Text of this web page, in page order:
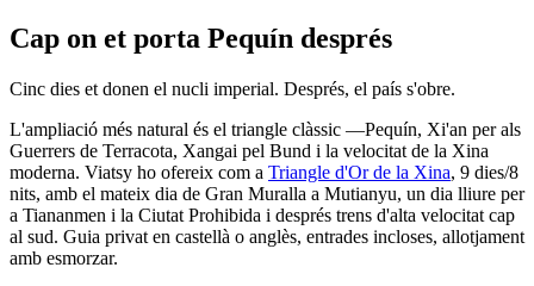
Cap on et porta Pequín després
Cinc dies et donen el nucli imperial. Després, el país s'obre.
L'ampliació més natural és el triangle clàssic —Pequín, Xi'an per als
Guerrers de Terracota, Xangai pel Bund i la velocitat de la Xina
moderna. Viatsy ho ofereix com a Triangle d'Or de la Xina, 9 dies/8
nits, amb el mateix dia de Gran Muralla a Mutianyu, un dia lliure per
a Tiananmen i la Ciutat Prohibida i després trens d'alta velocitat cap
al sud. Guia privat en castellà o anglès, entrades incloses, allotjament
amb esmorzar.